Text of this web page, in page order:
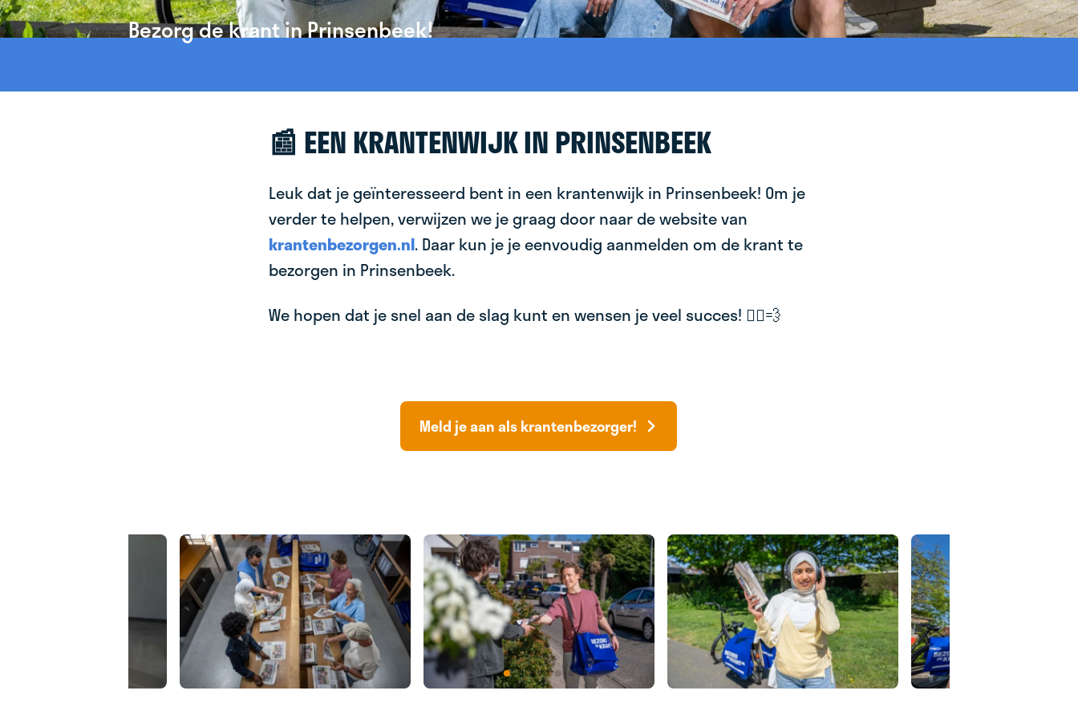
Bezorg de krant in Prinsenbeek!
📰 EEN KRANTENWIJK IN PRINSENBEEK
Leuk dat je geïnteresseerd bent in een krantenwijk in Prinsenbeek! Om je
verder te helpen, verwijzen we je graag door naar de website van
krantenbezorgen.nl. Daar kun je je eenvoudig aanmelden om de krant te
bezorgen in Prinsenbeek.
We hopen dat je snel aan de slag kunt en wensen je veel succes! 🚴‍♂️💨
Meld je aan als krantenbezorger!